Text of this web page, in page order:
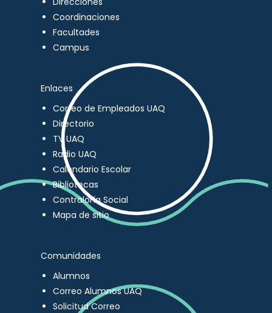
Coordinaciones
Facultades
Campus
Enlaces
Correo de Empleados UAQ
Directorio
TV UAQ
Radio UAQ
Calendario Escolar
Bibliotecas
Contraloría Social
Mapa de sitio
Comunidades
Alumnos
Correo Alumnos UAQ
Solicitud Correo